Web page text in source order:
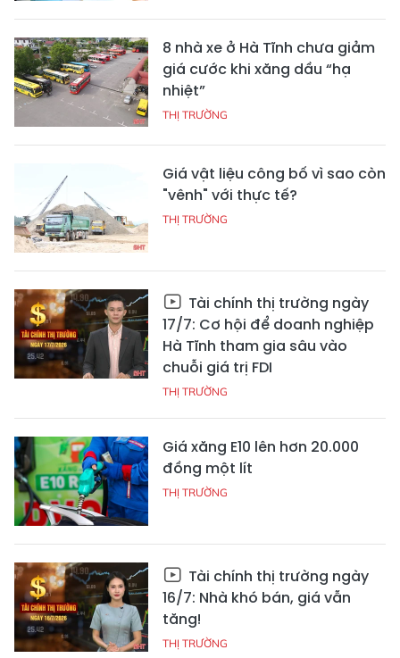
8 nhà xe ở Hà Tĩnh chưa giảm
giá cước khi xăng dầu “hạ
nhiệt”
THỊ TRƯỜNG
Giá vật liệu công bố vì sao còn
"vênh" với thực tế?
THỊ TRƯỜNG
Tài chính thị trường ngày
17/7: Cơ hội để doanh nghiệp
Hà Tĩnh tham gia sâu vào
chuỗi giá trị FDI
THỊ TRƯỜNG
Giá xăng E10 lên hơn 20.000
đồng một lít
THỊ TRƯỜNG
Tài chính thị trường ngày
16/7: Nhà khó bán, giá vẫn
tăng!
THỊ TRƯỜNG